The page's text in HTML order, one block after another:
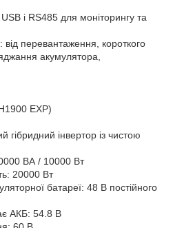
і RS485 для моніторингу та
від перевантаження, короткого
акумулятора,
EXP)
інвертор із чистою
ВА / 10000 Вт
20000 Вт
батареї: 48 В постійного
АКБ: 54.8 В